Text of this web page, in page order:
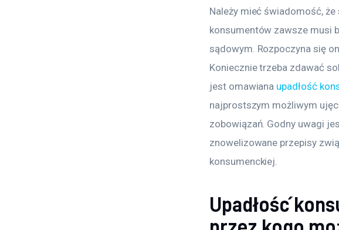
Należy mieć świadomość,
konsumentów zawsze musi
sądowym. Rozpoczyna się
Koniecznie trzeba zdawać
jest omawiana upadłość
najprostszym możliwym
zobowiązań. Godny uwagi
znowelizowane przepisy
konsumenckiej.
Upadłość